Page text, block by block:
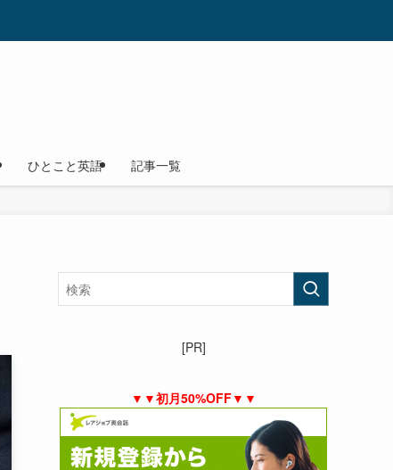
ひとこと英語 記事一覧
[PR]
▼▼初月50%OFF▼▼